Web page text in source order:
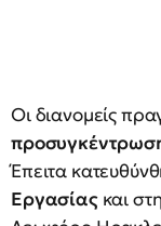
Οι διανομείς
Έπειτα
Εργασίαςκαι